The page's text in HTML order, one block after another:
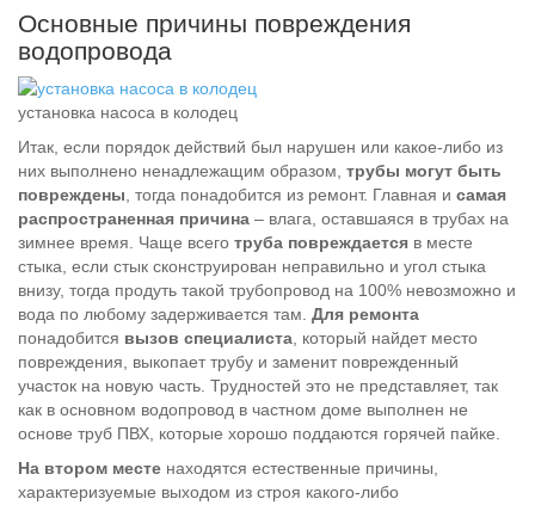
Основные причины повреждения
водопровода
установка насоса в колодец
Итак, если порядок действий был нарушен или какое-либо из
них выполнено ненадлежащим образом, трубы могут быть
повреждены, тогда понадобится из ремонт. Главная и самая
распространенная причина – влага, оставшаяся в трубах на
зимнее время. Чаще всего труба повреждается в месте
стыка, если стык сконструирован неправильно и угол стыка
внизу, тогда продуть такой трубопровод на 100% невозможно и
вода по любому задерживается там. Для ремонта
понадобится вызов специалиста, который найдет место
повреждения, выкопает трубу и заменит поврежденный
участок на новую часть. Трудностей это не представляет, так
как в основном водопровод в частном доме выполнен не
основе труб ПВХ, которые хорошо поддаются горячей пайке.
На втором месте находятся естественные причины,
характеризуемые выходом из строя какого-либо